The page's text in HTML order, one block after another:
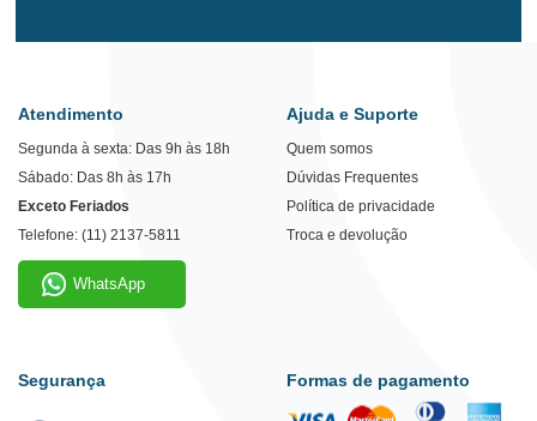
Atendimento
Segunda à sexta: Das 9h às 18h
Sábado: Das 8h às 17h
Exceto Feriados
Telefone: (11) 2137-5811
WhatsApp
Ajuda e Suporte
Quem somos
Dúvidas Frequentes
Política de privacidade
Troca e devolução
Segurança Formas de pagamento